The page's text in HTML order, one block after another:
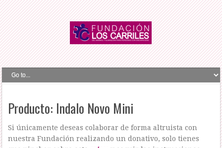
Producto: Indalo Novo Mini
Si únicamente deseas colaborar de forma altruista con
nuestra Fundación realizando un donativo, solo tienes